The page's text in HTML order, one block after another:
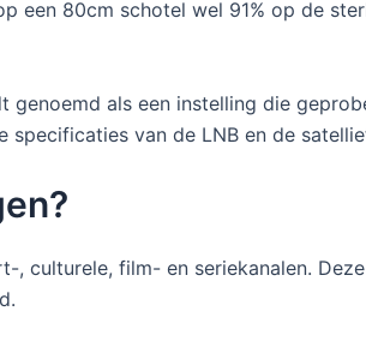
een 80cm schotel wel 91% op de
genoemd als een instelling die
van de LNB en de
culturele, film- en seriekanalen.